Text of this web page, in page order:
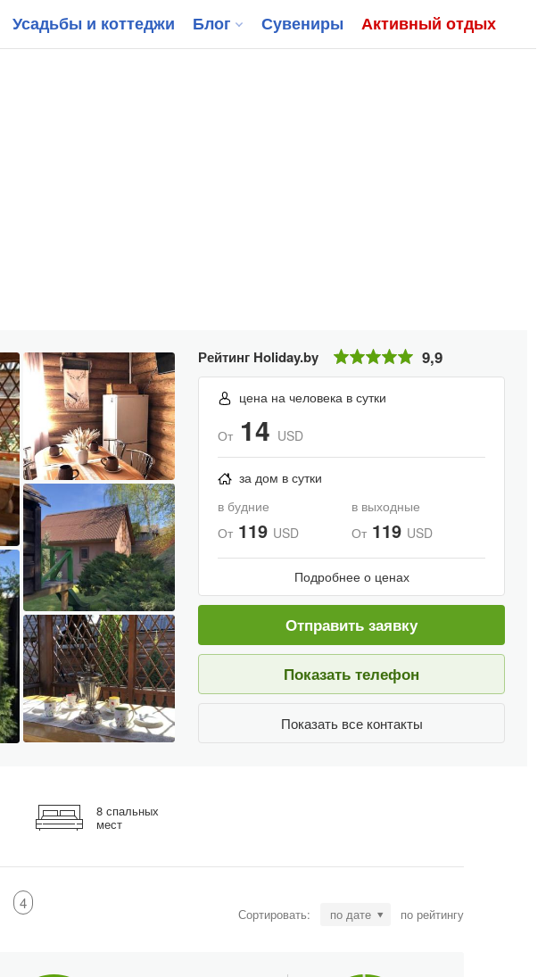
Усадьбы и коттеджи Блог Сувениры Активный отдых
Рейтинг Holiday.by 9,9
цена на человека в сутки
От 14 USD
за дом в сутки
в будние
От 119 USD
в выходные
От 119 USD
Подробнее о ценах
Отправить заявку
Показать телефон
Показать все контакты
8 спальных
мест
4
Сортировать: по дате по рейтингу